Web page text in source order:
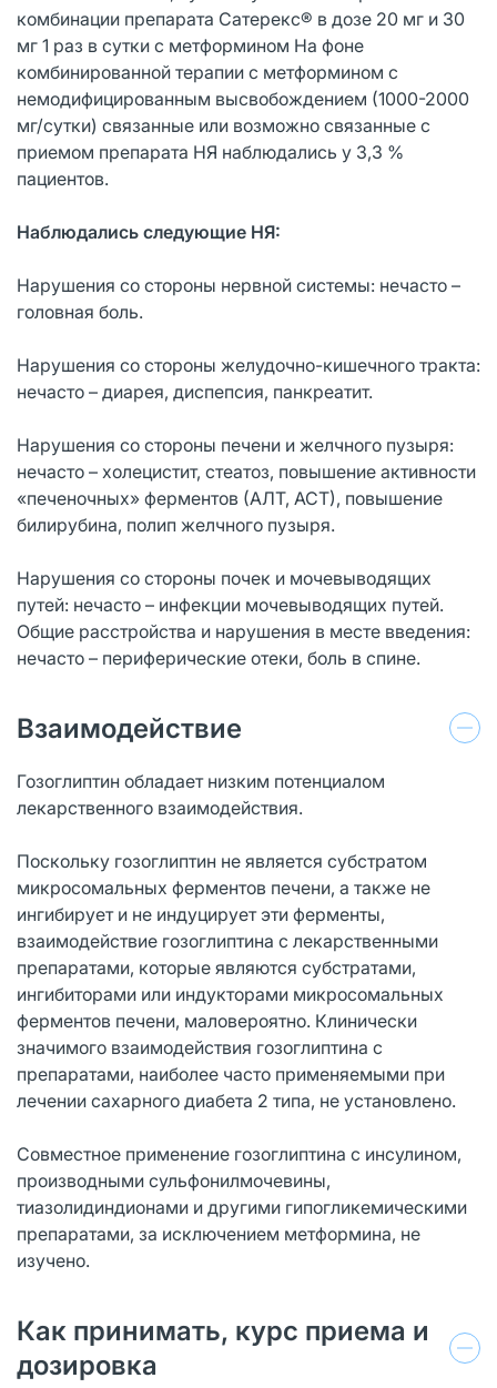
комбинации препарата Сатерекс® в дозе 20 мг и 30
мг 1 раз в сутки с метформином На фоне
комбинированной терапии с метформином с
немодифицированным высвобождением (1000-2000
мг/сутки) связанные или возможно связанные с
приемом препарата НЯ наблюдались у 3,3 %
пациентов.
Наблюдались следующие НЯ:
Нарушения со стороны нервной системы: нечасто –
головная боль.
Нарушения со стороны желудочно-кишечного тракта:
нечасто – диарея, диспепсия, панкреатит.
Нарушения со стороны печени и желчного пузыря:
нечасто – холецистит, стеатоз, повышение активности
«печеночных» ферментов (АЛТ, АСТ), повышение
билирубина, полип желчного пузыря.
Нарушения со стороны почек и мочевыводящих
путей: нечасто – инфекции мочевыводящих путей.
Общие расстройства и нарушения в месте введения:
нечасто – периферические отеки, боль в спине.
Взаимодействие
Гозоглиптин обладает низким потенциалом
лекарственного взаимодействия.
Поскольку гозоглиптин не является субстратом
микросомальных ферментов печени, а также не
ингибирует и не индуцирует эти ферменты,
взаимодействие гозоглиптина с лекарственными
препаратами, которые являются субстратами,
ингибиторами или индукторами микросомальных
ферментов печени, маловероятно. Клинически
значимого взаимодействия гозоглиптина с
препаратами, наиболее часто применяемыми при
лечении сахарного диабета 2 типа, не установлено.
Совместное применение гозоглиптина с инсулином,
производными сульфонилмочевины,
тиазолидиндионами и другими гипогликемическими
препаратами, за исключением метформина, не
изучено.
Как принимать, курс приема и
дозировка